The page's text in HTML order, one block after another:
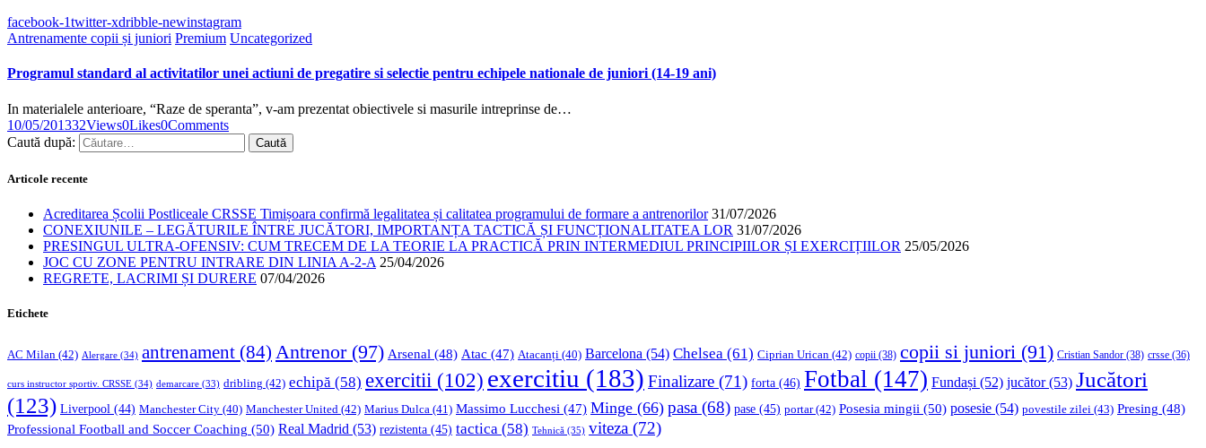
facebook-1twitter-xdribble-newinstagram
Antrenamente copii și juniori Premium Uncategorized
Programul standard al activitatilor unei actiuni de pregatire si selectie pentru echipele nationale de juniori (14-19 ani)
In materialele anterioare, “Raze de speranta”, v-am prezentat obiectivele si masurile intreprinse de…
10/05/201332Views0Likes0Comments
Caută după:
Articole recente
Acreditarea Școlii Postliceale CRSSE Timișoara confirmă legalitatea și calitatea programului de formare a antrenorilor 31/07/2026
CONEXIUNILE – LEGĂTURILE ÎNTRE JUCĂTORI, IMPORTANȚA TACTICĂ ȘI FUNCȚIONALITATEA LOR 31/07/2026
PRESINGUL ULTRA-OFENSIV: CUM TRECEM DE LA TEORIE LA PRACTICĂ PRIN INTERMEDIUL PRINCIPIILOR ȘI EXERCIȚIILOR 25/05/2026
JOC CU ZONE PENTRU INTRARE DIN LINIA A-2-A 25/04/2026
REGRETE, LACRIMI ȘI DURERE 07/04/2026
Etichete
AC Milan (42) Alergare (34) antrenament (84) Antrenor(97) Arsenal (48) Atac (47) Atacanți (40) Barcelona (54) Chelsea (61) Ciprian Urican (42) copii (38) copii si juniori (91) Cristian Sandor (38) crsse (36)
curs instructor sportiv. CRSSE (34) demarcare (33) dribling (42) echipă (58) exercitii (102) exercitiu (183) Finalizare (71) forta (46) Fotbal (147) Fundași (52) jucător(53) Jucători
(123) Liverpool (44) Manchester City (40) Manchester United (42) Marius Dulca (41) Massimo Lucchesi (47) Minge (66) pasa (68) pase (45) portar(42) Posesia mingii (50) posesie (54) povestile zilei (43) Presing (48)
Professional Football and Soccer Coaching (50) Real Madrid (53) rezistenta (45) tactica (58) Tehnică (35) viteza (72)